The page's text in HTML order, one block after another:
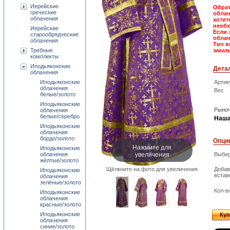
Нажмите для
увеличения
Щёлкните на фото для увеличения
Если
Тип
Вес
Кол-
Иерейские
греческие
облачения
Иерейские
старообрядческие
облачения
Требные
комплекты
Иподьяконские
облачения
Иподьяконские
облачения
белые/золото
Иподьяконские
облачения
белые/серебро
Иподьяконские
облачения
бордо/золото
Иподьяконские
облачения
жёлтые/золото
Иподьяконские
облачения
зелёные/золото
Иподьяконские
облачения
красные/золото
Иподьяконские
облачения
синие/золото